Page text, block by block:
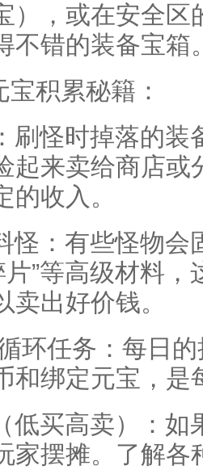
），或在安全区
不错的装备宝箱
积累秘籍：
刷怪时掉落的装
起来卖给商店或
的收入。
怪：有些怪物会
片”等高级材料
卖出好价钱。
环任务：每日
和绑定元宝，是
低买高卖）：如
家摆摊。了解各